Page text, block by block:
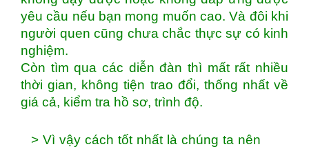
yêu cầu nếu bạn mong muốn cao. Và đôi khi
người quen cũng chưa chắc thực sự có kinh
nghiệm.
Còn tìm qua các diễn đàn thì mất rất nhiều
thời gian, không tiện trao đổi, thống nhất về
giá cả, kiểm tra hồ sơ, trình độ.
> Vì vậy cách tốt nhất là chúng ta nên